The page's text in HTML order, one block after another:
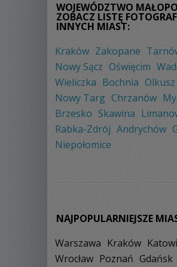
WOJEWÓDZTWO
ZOBACZ LISTĘ
INNYCH MIAST:
Kraków Zakopane
Nowy Sącz Oświęcim
Wieliczka Bochnia Olkusz
Nowy Targ Chrzanów
Brzesko Skawina
Rabka-Zdrój Andrychów
Niepołomice
NAJPOPULARNIEJSZE
Warszawa Kraków
Wrocław Poznań Gdańsk